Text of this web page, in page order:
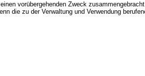
vorübergehenden Zweck
die zu der Verwaltung und Verwendung